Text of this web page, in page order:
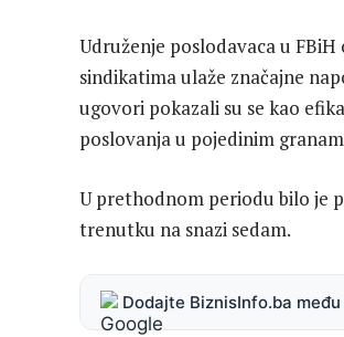
Udruženje poslodavaca u
sindikatima ulaže značajne
ugovori pokazali su se kao
poslovanja u pojedinim
U prethodnom periodu bilo je
trenutku na snazi sedam.
Dodajte BiznisInfo.ba